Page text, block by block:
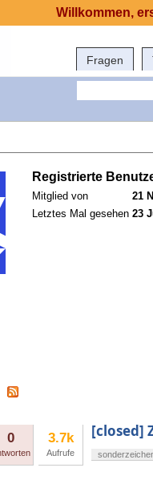
Fragen
Registrierte
Mitglied von
21
Letztes Mal gesehen 23
0 3.7k
Aufrufe
[closed]
Willkommen,